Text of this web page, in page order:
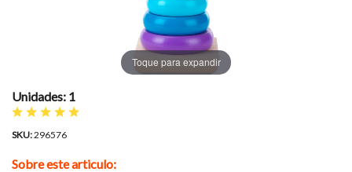
Toque para expandir
Unidades: 1
SKU:296576
Sobre este articulo: